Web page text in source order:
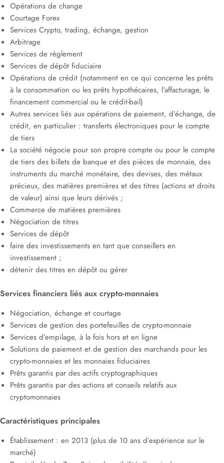
Opérations de change
Courtage Forex
Services Crypto, trading, échange, gestion
Arbitrage
Services de règlement
Services de dépôt fiduciaire
Opérations de crédit (notamment en ce qui concerne les prêts
à la consommation ou les prêts hypothécaires, l’affacturage, le
financement commercial ou le crédit-bail)
Autres services liés aux opérations de paiement, d’échange, de
crédit, en particulier : transferts électroniques pour le compte
de tiers
La société négocie pour son propre compte ou pour le compte
de tiers des billets de banque et des pièces de monnaie, des
instruments du marché monétaire, des devises, des métaux
précieux, des matières premières et des titres (actions et droits
de valeur) ainsi que leurs dérivés ;
Commerce de matières premières
Négociation de titres
Services de dépôt
faire des investissements en tant que conseillers en
investissement ;
détenir des titres en dépôt ou gérer
Services financiers liés aux crypto-monnaies
Négociation, échange et courtage
Services de gestion des portefeuilles de crypto-monnaie
Services d’empilage, à la fois hors et en ligne
Solutions de paiement et de gestion des marchands pour les
crypto-monnaies et les monnaies fiduciaires
Prêts garantis par des actifs cryptographiques
Prêts garantis par des actions et conseils relatifs aux
cryptomonnaies
Caractéristiques principales
Établissement : en 2013 (plus de 10 ans d’expérience sur le
marché)